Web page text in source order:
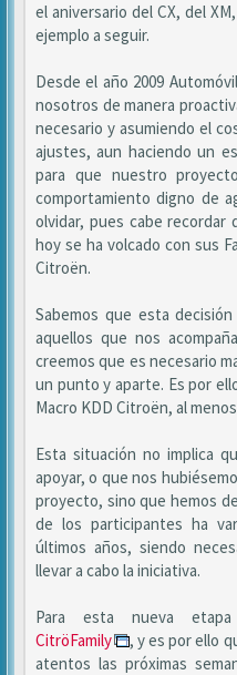
el aniversario del CX, del
ejemplo a seguir.
Desde el año 2009
nosotros de manera
necesario y asumiendo el
ajustes, aun haciendo un
para que nuestro
comportamiento digno de
olvidar, pues cabe recordar
hoy se ha volcado con sus
Citroën.
Sabemos que esta
aquellos que nos
creemos que es necesario
un punto y aparte. Es por
Macro KDD Citroën, al
Esta situación no implica
apoyar, o que nos
proyecto, sino que hemos
de los participantes ha
últimos años, siendo
llevar a cabo la iniciativa.
Para esta nueva
CitröFamily
, y es por ello
atentos las próximas